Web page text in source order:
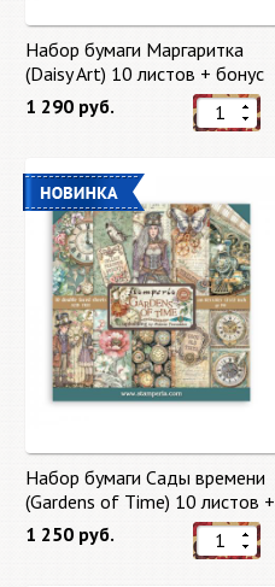
Набор бумаги Маргаритка
(Daisy Art) 10 листов + бонус
от Stamperia
1 290 руб.
Набор бумаги Сады времени
(Gardens of Time) 10 листов +
бонус от Stamperia
1 250 руб.